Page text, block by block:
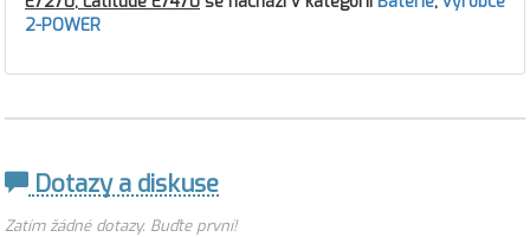
2-POWER
Dotazy a diskuse
Zatím žádné dotazy. Buďte první!